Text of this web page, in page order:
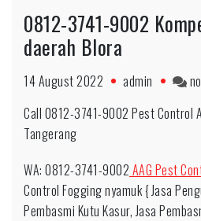
0812-3741-9002
daerah Blora
14 August 2022 admin
Call 0812-3741-9002 Pest Control
Tangerang
WA: 0812-3741-9002 AAG Pest
Control Fogging nyamuk { Jasa
Pembasmi Kutu Kasur, Jasa